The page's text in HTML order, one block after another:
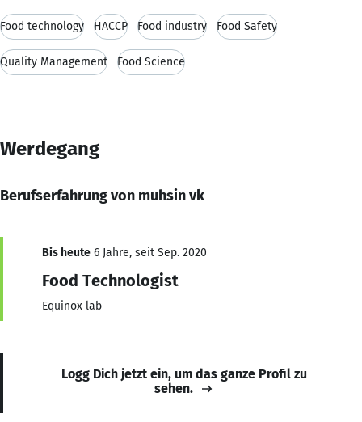
Food technology HACCP Food industry Food Safety
Quality Management Food Science
Werdegang
Berufserfahrung von muhsin vk
Bis heute 6 Jahre, seit Sep. 2020
Food Technologist
Equinox lab
Logg Dich jetzt ein, um das ganze Profil zu
sehen.